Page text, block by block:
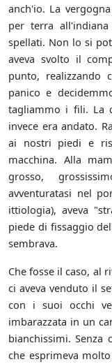
anch'io. La
per terra
spellati. Non lo si
aveva svolto il
punto, realizzando
panico e
tagliammo i fili. La
invece era andato.
ai nostri piedi e
macchina. Alla
grosso,
avventuratasi nel
ittiologia), aveva
piede di fissaggio
sembrava.
Che fosse il caso, al
ci aveva venduto il
con i suoi occhi
imbarazzata in un
bianchissimi.
che esprimeva